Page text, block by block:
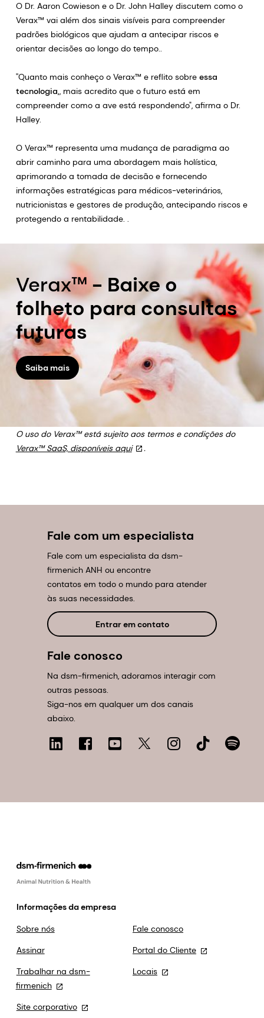
O Dr. Aaron Cowieson e o Dr. John Halley discutem como o
Verax™ vai além dos sinais visíveis para compreender
padrões biológicos que ajudam a antecipar riscos e
orientar decisões ao longo do tempo..
''Quanto mais conheço o Verax™ e reflito sobre essa
tecnologia,, mais acredito que o futuro está em
compreender como a ave está respondendo", afirma o Dr.
Halley.
O Verax™ representa uma mudança de paradigma ao
abrir caminho para uma abordagem mais holística,
aprimorando a tomada de decisão e fornecendo
informações estratégicas para médicos-veterinários,
nutricionistas e gestores de produção, antecipando riscos e
protegendo a rentabilidade. .
Verax™- Baixe o
folheto para consultas
futuras
Saiba mais
O uso do Verax™ está sujeito aos termos e condições do
Verax™ SaaS, disponíveis aqui
.
Fale com um especialista
Fale com um especialista da dsm-
firmenich ANH ou encontre
contatos em todo o mundo para atender
às suas necessidades.
Entrar em contato
Fale conosco
Na dsm-firmenich, adoramos interagir com
outras pessoas.
Siga-nos em qualquer um dos canais
abaixo.
Informações da empresa
Sobre nós
Fale conosco
Assinar
Portal do Cliente
Trabalhar na dsm-
firmenich
Locais
Site corporativo